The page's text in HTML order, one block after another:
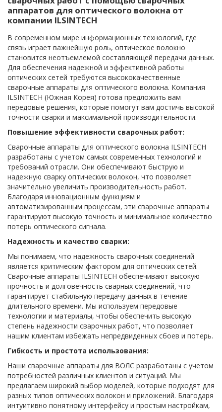
аппаратов для оптического волокна от
компании ILSINTECH
В современном мире информационных технологий, где
связь играет важнейшую роль, оптическое волокно
становится неотъемлемой составляющей передачи данных.
Для обеспечения надежной и эффективной работы
оптических сетей требуются высококачественные
сварочные аппараты для оптического волокна. Компания
ILSINTECH (Южная Корея) готова предложить вам
передовые решения, которые помогут вам достичь высокой
точности сварки и максимальной производительности.
Повышение эффективности сварочных работ:
Сварочные аппараты для оптического волокна ILSINTECH
разработаны с учетом самых современных технологий и
требований отрасли. Они обеспечивают быструю и
надежную сварку оптических волокон, что позволяет
значительно увеличить производительность работ.
Благодаря инновационным функциям и
автоматизированным процессам, эти сварочные аппараты
гарантируют высокую точность и минимальное количество
потерь оптического сигнала.
Надежность и качество сварки:
Мы понимаем, что надежность сварочных соединений
является критическим фактором для оптических сетей.
Сварочные аппараты ILSINTECH обеспечивают высокую
прочность и долговечность сварных соединений, что
гарантирует стабильную передачу данных в течение
длительного времени. Мы используем передовые
технологии и материалы, чтобы обеспечить высокую
степень надежности сварочных работ, что позволяет
нашим клиентам избежать непредвиденных сбоев и потерь.
Гибкость и простота использования:
Наши сварочные аппараты для ВОЛС разработаны с учетом
потребностей различных клиентов и ситуаций. Мы
предлагаем широкий выбор моделей, которые подходят для
разных типов оптических волокон и приложений. Благодаря
интуитивно понятному интерфейсу и простым настройкам,